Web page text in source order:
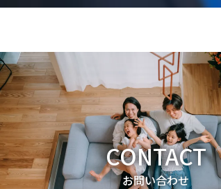
CONTACT
お問い合わせ